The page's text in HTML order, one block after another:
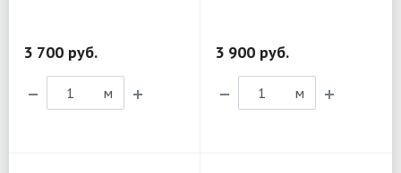
3 700 руб.
м
3 900 руб.
м